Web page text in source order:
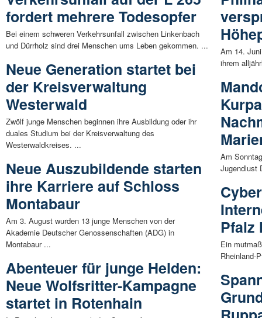
fordert mehrere Todesopfer
Bei einem schweren Verkehrsunfall zwischen Linkenbach
und Dürrholz sind drei Menschen ums Leben gekommen. ...
Neue Generation startet bei
der Kreisverwaltung
Westerwald
Zwölf junge Menschen beginnen ihre Ausbildung oder ihr
duales Studium bei der Kreisverwaltung des
Westerwaldkreises. ...
Neue Auszubildende starten
ihre Karriere auf Schloss
Montabaur
Am 3. August wurden 13 junge Menschen von der
Akademie Deutscher Genossenschaften (ADG) in
Montabaur ...
Abenteuer für junge Helden:
Neue Wolfsritter-Kampagne
startet in Rotenhain
Am 14.
ihrem
Am
Jugendlust
Pfalz
Ein
Rheinland-